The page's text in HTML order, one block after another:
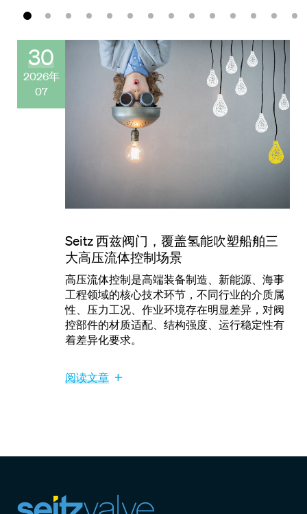
30
2026年
07
Seitz 西兹阀门，覆盖氢能吹塑船舶三
大高压流体控制场景
高压流体控制是高端装备制造、新能源、海事
工程领域的核心技术环节，不同行业的介质属
性、压力工况、作业环境存在明显差异，对阀
控部件的材质适配、结构强度、运行稳定性有
着差异化要求。
阅读文章